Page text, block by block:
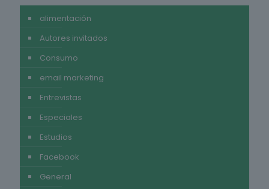
alimentación
Autores invitados
Consumo
email marketing
Entrevistas
Especiales
Estudios
Facebook
General